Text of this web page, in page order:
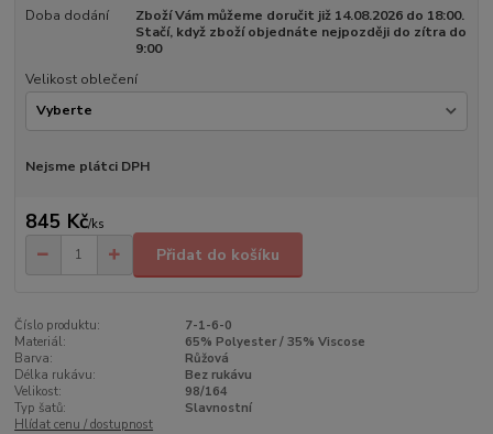
Doba dodání
Zboží Vám můžeme doručit již 14.08.2026 do 18:00.
Stačí, když zboží objednáte nejpozději do zítra do
9:00
Velikost oblečení
Nejsme plátci DPH
845 Kč/ks
Přidat do košíku
Číslo produktu:
7-1-6-0
Materiál:
65% Polyester / 35% Viscose
Barva:
Růžová
Délka rukávu:
Bez rukávu
Velikost:
98/164
Typ šatů:
Slavnostní
Hlídat cenu / dostupnost